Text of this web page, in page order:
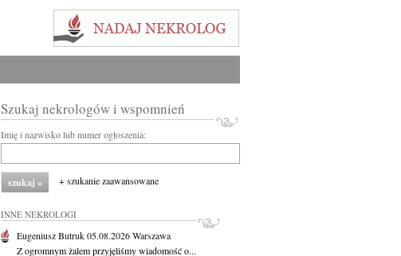
Szukaj nekrologów i wspomnień
Imię i nazwisko lub numer ogłoszenia:
+ szukanie zaawansowane
INNE NEKROLOGI
Eugeniusz Butruk05.08.2026Warszawa
Z ogromnym żalem przyjęliśmy wiadomość o...